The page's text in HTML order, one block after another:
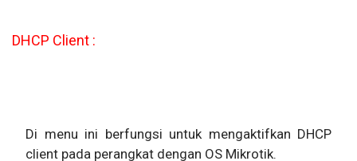
DHCP Client :
Di menu ini berfungsi untuk mengaktifkan DHCP
client pada perangkat dengan OS Mikrotik.